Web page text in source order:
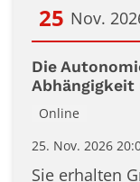
25 Nov.
Datum: 25.
Die
Online
25. Nov. 2026
Sie erhalten